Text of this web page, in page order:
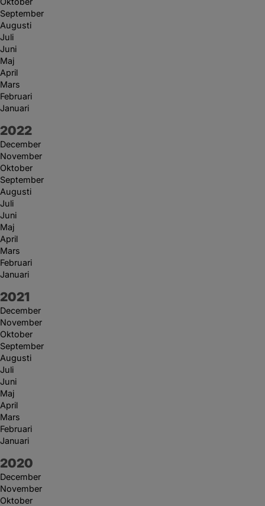
September
Augusti
Juli
Juni
Maj
April
Mars
Februari
Januari
År:
2022
December
November
Oktober
September
Augusti
Juli
Juni
Maj
April
Mars
Februari
Januari
År:
2021
December
November
Oktober
September
Augusti
Juli
Juni
Maj
April
Mars
Februari
Januari
År:
2020
December
November
Oktober